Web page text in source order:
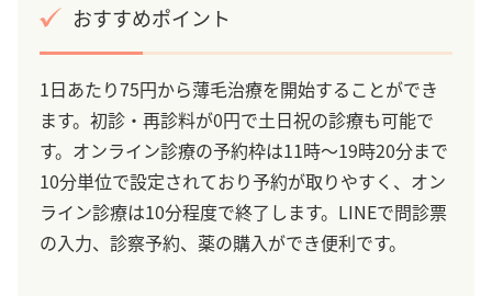
おすすめポイント
1日あたり75円から薄毛治療を開始することができ
ます。初診・再診料が0円で土日祝の診療も可能で
す。オンライン診療の予約枠は11時～19時20分まで
10分単位で設定されており予約が取りやすく、オン
ライン診療は10分程度で終了します。LINEで問診票
の入力、診察予約、薬の購入ができ便利です。